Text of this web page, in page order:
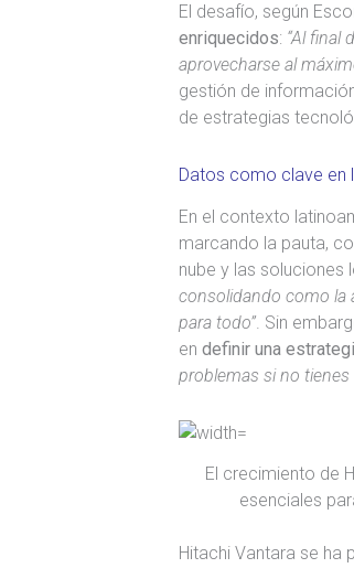
El desafío, según
enriquecidos: “Al final
aprovecharse al
gestión de
de estrategias
Datos como clave en
En el contexto
marcando la pauta,
nube y las soluciones
consolidando como la
para todo”. Sin
en definir una
problemas si no tienes
El crecimiento de
esenciales
Hitachi Vantara se ha